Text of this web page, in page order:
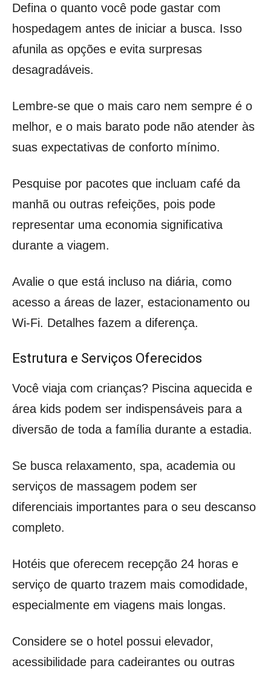
Defina o quanto você pode gastar com
hospedagem antes de iniciar a busca. Isso
afunila as opções e evita surpresas
desagradáveis.
Lembre-se que o mais caro nem sempre é o
melhor, e o mais barato pode não atender às
suas expectativas de conforto mínimo.
Pesquise por pacotes que incluam café da
manhã ou outras refeições, pois pode
representar uma economia significativa
durante a viagem.
Avalie o que está incluso na diária, como
acesso a áreas de lazer, estacionamento ou
Wi-Fi. Detalhes fazem a diferença.
Estrutura e Serviços Oferecidos
Você viaja com crianças? Piscina aquecida e
área kids podem ser indispensáveis para a
diversão de toda a família durante a estadia.
Se busca relaxamento, spa, academia ou
serviços de massagem podem ser
diferenciais importantes para o seu descanso
completo.
Hotéis que oferecem recepção 24 horas e
serviço de quarto trazem mais comodidade,
especialmente em viagens mais longas.
Considere se o hotel possui elevador,
acessibilidade para cadeirantes ou outras